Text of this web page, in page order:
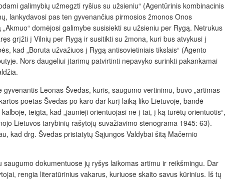
galimybių užmegzti ryšius su užsieniu“ (Agentūrinis kombinacinis
lankydavosi pas ten gyvenančius pirmosios žmonos Onos
domėjosi galimybe susisiekti su užsieniu per Rygą. Netrukus
grįžti į Vilnių per Rygą ir susitikti su žmona, kuri bus atvykusi į
kad „Boruta užvažiuos į Rygą antisovietiniais tikslais“ (Agento
Nors daugeliui įtarimų patvirtinti nepavyko surinkti pakankamai
Leonas Švedas, kuris, saugumo vertinimu, buvo „artimas
poetas Švedas po karo dar kurį laiką liko Lietuvoje, bandė
teigta, kad „jaunieji orientuojasi ne į tai, į ką turėtų orientuotis“,
Lietuvos tarybinių rašytojų suvažiavimo stenograma 1945: 63).
kad drg. Švedas pristatytų Sąjungos Valdybai šitą Mačernio
dokumentuose jų ryšys laikomas artimu ir reikšmingu. Dar
rengia literatūrinius vakarus, kuriuose skaito savus kūrinius. Iš tų